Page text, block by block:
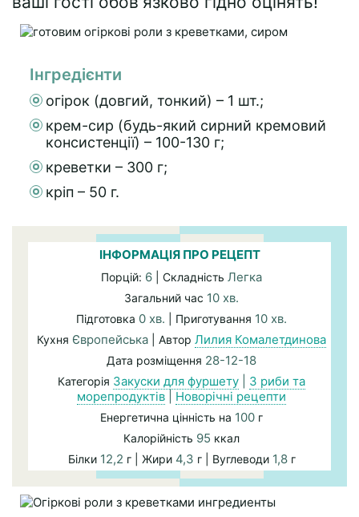
Інгредієнти
огірок (довгий, тонкий) – 1 шт.;
крем-сир (будь-який сирний кремовий
консистенції) – 100-130 г;
креветки – 300 г;
кріп – 50 г.
ІНФОРМАЦІЯ ПРО РЕЦЕПТ
Порцій: 6 | Складність Легка
Загальний час 10 хв.
Підготовка 0 хв. | Приготування 10 хв.
Кухня Європейська | Автор Лилия Комалетдинова
Дата розміщення 28-12-18
Категорія Закуски для фуршету
З риби та
морепродуктів
Новорічні рецепти
Енергетична цінність на 100 г
Калорійність 95 ккал
Білки 12,2 г | Жири 4,3 г | Вуглеводи 1,8г